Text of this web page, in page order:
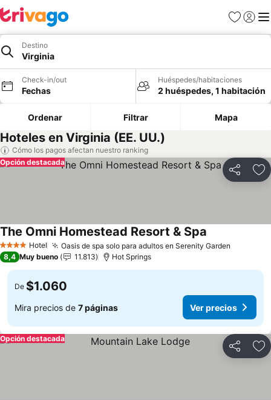
Favoritos
Iniciar
Destino
Virginia
Check-in/out
Fechas
Huéspedes/habitaciones
2 huéspedes, 1 habitación
Ordenar Filtrar Mapa
Hoteles en Virginia (EE. UU.)
Cómo los pagos afectan nuestro ranking
Compartir
Opción destacada
4 EstrellasHotel Oasis de spa solo para adultos en Serenity Garden
The Omni Homestead Resort & Spa
8,4 Muy bueno 11.813 Hot Springs
De $1.060
Mira precios de 7 páginas Ver precios
Compartir
Opción destacada